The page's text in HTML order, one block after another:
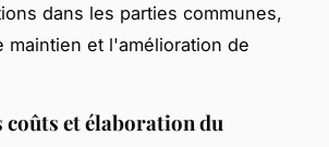
dans les parties communes,
maintien et l'amélioration de
coûts et élaboration du